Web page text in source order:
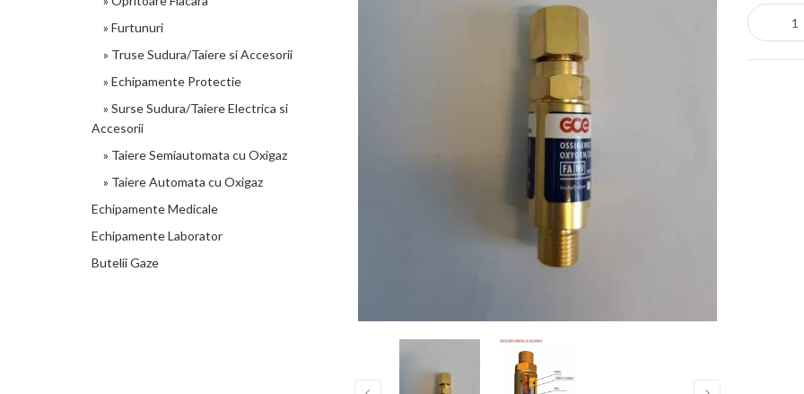
» Furtunuri
» Truse Sudura/Taiere si Accesorii
» Echipamente Protectie
» Surse Sudura/Taiere Electrica si
Accesorii
» Taiere Semiautomata cu Oxigaz
» Taiere Automata cu Oxigaz
Echipamente Medicale
Echipamente Laborator
Butelii Gaze